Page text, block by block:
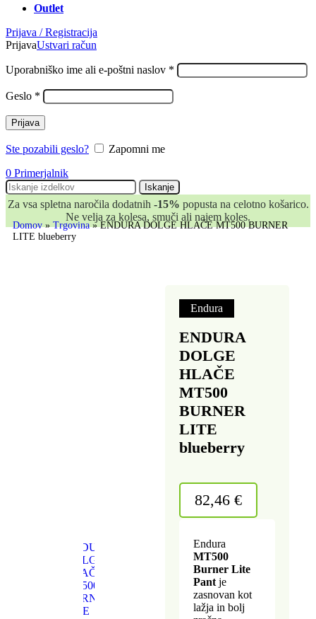
Outlet
Prijava / Registracija
PrijavaUstvari račun
Uporabniško ime ali e-poštni naslov *
Geslo *
Prijava
Ste pozabili geslo?
Zapomni me
0 Primerjalnik
Iskanje
Za vsa spletna naročila dodatnih -15% popusta na celotno košarico.
Ne velja za kolesa, smuči ali najem koles.
Domov»Trgovina»ENDURA DOLGE HLAČE MT500 BURNER
LITE blueberry
Endura
ENDURA
DOLGE
HLAČE
MT500
BURNER
LITE
blueberry
82,46 €
Endura
MT500
Burner Lite
Pant je
zasnovan kot
lažja in bolj